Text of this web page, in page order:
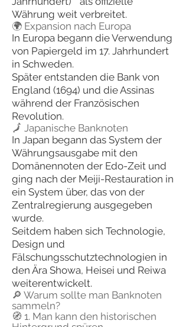
Währung weit verbreitet.
🌍 Expansion nach Europa
In Europa begann die Verwendung
von Papiergeld im 17. Jahrhundert
in Schweden.
Später entstanden die Bank von
England (1694) und die Assinas
während der Französischen
Revolution.
🗾 Japanische Banknoten
In Japan begann das System der
Währungsausgabe mit den
Domänennoten der Edo-Zeit und
ging nach der Meiji-Restauration in
ein System über, das von der
Zentralregierung ausgegeben
wurde.
Seitdem haben sich Technologie,
Design und
Fälschungsschutztechnologien in
den Ära Showa, Heisei und Reiwa
weiterentwickelt.
🔎 Warum sollte man Banknoten
sammeln?
🧭 1. Man kann den historischen